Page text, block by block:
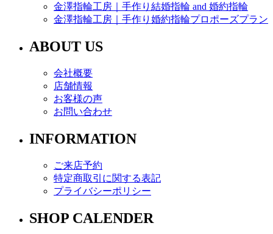
金澤指輪工房｜手作り結婚指輪 and 婚約指輪
金澤指輪工房｜手作り婚約指輪プロポーズプラン
ABOUT US
会社概要
店舗情報
お客様の声
お問い合わせ
INFORMATION
ご来店予約
特定商取引に関する表記
プライバシーポリシー
SHOP CALENDER